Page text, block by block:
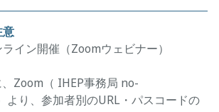
意
ライン開催（Zoomウェビナー）
Zoom（ IHEP事務局 no-
より、参加者別のURL・パスコードの